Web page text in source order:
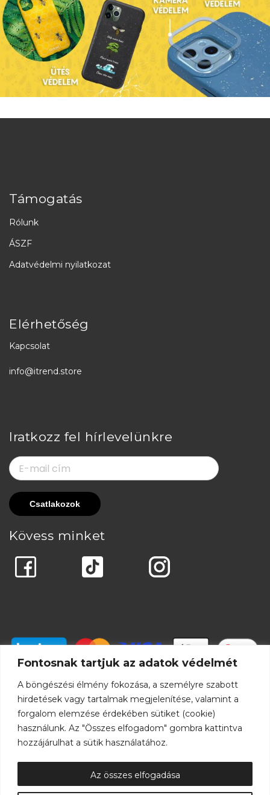
Fontosnak tartjuk az adatok védelmét
A böngészési élmény fokozása, a személyre szabott
hirdetések vagy tartalmak megjelenítése, valamint a
forgalom elemzése érdekében sütiket (cookie)
használunk. Az "Összes elfogadom" gombra kattintva
hozzájárulhat a sütik használatához.
Az összes elfogadása
Támogatás
Rólunk
ÁSZF
Adatvédelmi nyilatkozat
Elérhetőség
Kapcsolat
info@itrend.store
Iratkozz fel hírlevelünkre
Kövess minket